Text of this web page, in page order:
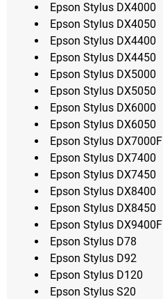
Epson Stylus DX4000
Epson Stylus DX4050
Epson Stylus DX4400
Epson Stylus DX4450
Epson Stylus DX5000
Epson Stylus DX5050
Epson Stylus DX6000
Epson Stylus DX6050
Epson Stylus DX7000F
Epson Stylus DX7400
Epson Stylus DX7450
Epson Stylus DX8400
Epson Stylus DX8450
Epson Stylus DX9400F
Epson Stylus D78
Epson Stylus D92
Epson Stylus D120
Epson Stylus S20